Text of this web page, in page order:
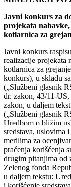
Javni konkurs za
projekata
kotlarnica za
Javni konkurs
realizacije projekata
kotlarnica za
konkurs), u skladu
(„Službeni glasnik
dr. zakon, 43/11-
zakon, u daljem
(„Službeni glasnik
Uredbom o bližim
sredstava, uslovima
merilima za
praćenja korišćenja
drugim pitanjima od
Zelenog fonda
u daljem tekstu:
i korišćenje